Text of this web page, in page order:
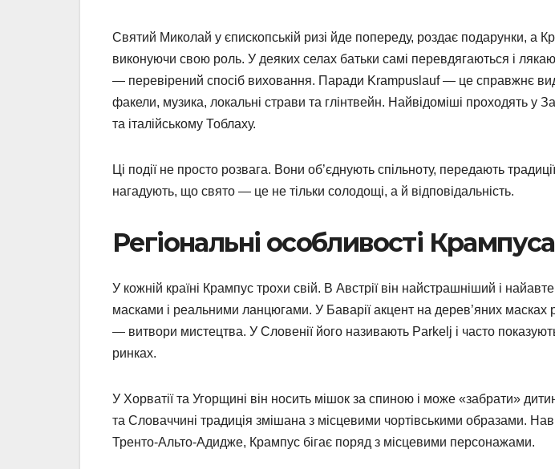
Святий Миколай у єпископській ризі йде попереду, роздає подарунки, а
виконуючи свою роль. У деяких селах батьки самі перевдягаються і
— перевірений спосіб виховання. Паради Krampuslauf — це справжнє
факели, музика, локальні страви та глінтвейн. Найвідоміші проходять у
та італійському Тоблаху.
Ці події не просто розвага. Вони об’єднують спільноту, передають
нагадують, що свято — це не тільки солодощі, а й відповідальність.
Регіональні особливості
У кожній країні Крампус трохи свій. В Австрії він найстрашніший і
масками і реальними ланцюгами. У Баварії акцент на дерев’яних масках
— витвори мистецтва. У Словенії його називають Parkelj і часто
ринках.
У Хорватії та Угорщині він носить мішок за спиною і може «забрати»
та Словаччині традиція змішана з місцевими чортівськими образами.
Тренто-Альто-Адидже, Крампус бігає поряд з місцевими персонажами.